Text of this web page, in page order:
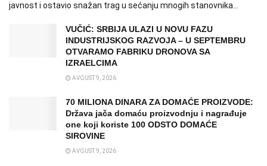
javnost i ostavio snažan trag u sećanju mnogih stanovnika...
VUČIĆ: SRBIJA ULAZI U NOVU FAZU
INDUSTRIJSKOG RAZVOJA – U SEPTEMBRU
OTVARAMO FABRIKU DRONOVA SA
IZRAELCIMA
AVGUST 9, 2026
70 MILIONA DINARA ZA DOMAĆE PROIZVODE:
Država jača domaću proizvodnju i nagrađuje
one koji koriste 100 ODSTO DOMAĆE
SIROVINE
AVGUST 9, 2026